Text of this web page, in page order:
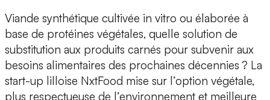
Viande synthétique cultivée in vitro ou élaborée à
base de protéines végétales, quelle solution de
substitution aux produits carnés pour subvenir aux
besoins alimentaires des prochaines décennies ? La
start-up lilloise NxtFood mise sur l’option végétale,
plus respectueuse de l’environnement et meilleure